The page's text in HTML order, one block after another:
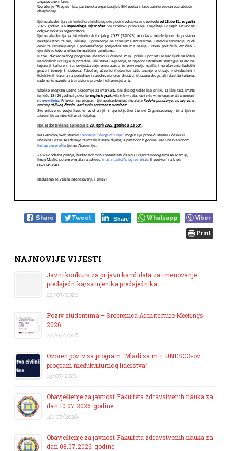
Share Tweet Share Whatsapp Viber
Print
NAJNOVIJE VIJESTI
Javni konkurs za prijavu kandidata za imenovanje
predsjednika/zamjenika predsjednika
22/07/2026
Poziv studentima – Srebrenica Architecture Meetings
2026
22/07/2026
Ovoren poziv za program “Mladi za mir: UNESCO-ov
program međukulturnog liderstva”
13/07/2026
Obavještenje za javnost Fakulteta zdravstvenih nauka za
dan 10.07.2026. godine
10/07/2026
Obavještenje za javnost Fakulteta zdravstvenih nauka za
dan 08.07.2026. godine